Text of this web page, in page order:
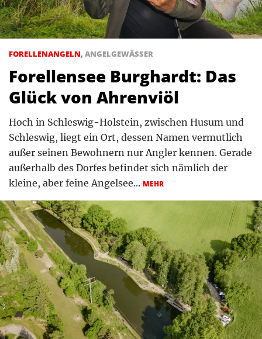
FORELLENANGELN, ANGELGEWÄSSER
Forellensee Burghardt: Das
Glück von Ahrenviöl
Hoch in Schleswig-Holstein, zwischen Husum und
Schleswig, liegt ein Ort, dessen Namen vermutlich
außer seinen Bewohnern nur Angler kennen. Gerade
außerhalb des Dorfes befindet sich nämlich der
kleine, aber feine Angelsee... MEHR